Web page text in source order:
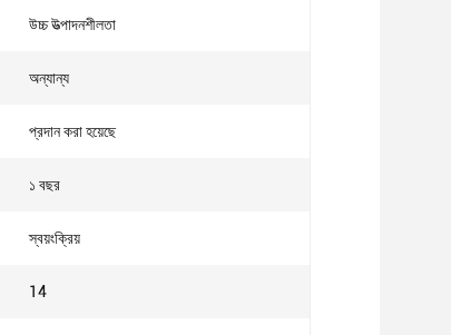
উচ্চ উত্পাদনশীলতা
অন্যান্য
প্রদান করা হয়েছে
১ বছর
স্বয়ংক্রিয়
14